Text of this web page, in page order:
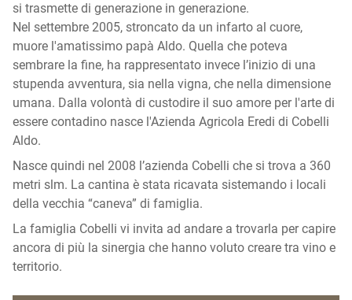
si trasmette di generazione in generazione.
Nel settembre 2005, stroncato da un infarto al cuore,
muore l'amatissimo papà Aldo. Quella che poteva
sembrare la fine, ha rappresentato invece l’inizio di una
stupenda avventura, sia nella vigna, che nella dimensione
umana. Dalla volontà di custodire il suo amore per l'arte di
essere contadino nasce l'Azienda Agricola Eredi di Cobelli
Aldo.
Nasce quindi nel 2008 l’azienda Cobelli che si trova a 360
metri slm. La cantina è stata ricavata sistemando i locali
della vecchia “caneva” di famiglia.
La famiglia Cobelli vi invita ad andare a trovarla per capire
ancora di più la sinergia che hanno voluto creare tra vino e
territorio.